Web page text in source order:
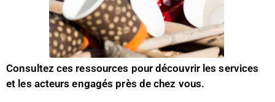
Consultez ces ressources pour découvrir les services
et les acteurs engagés près de chez vous.